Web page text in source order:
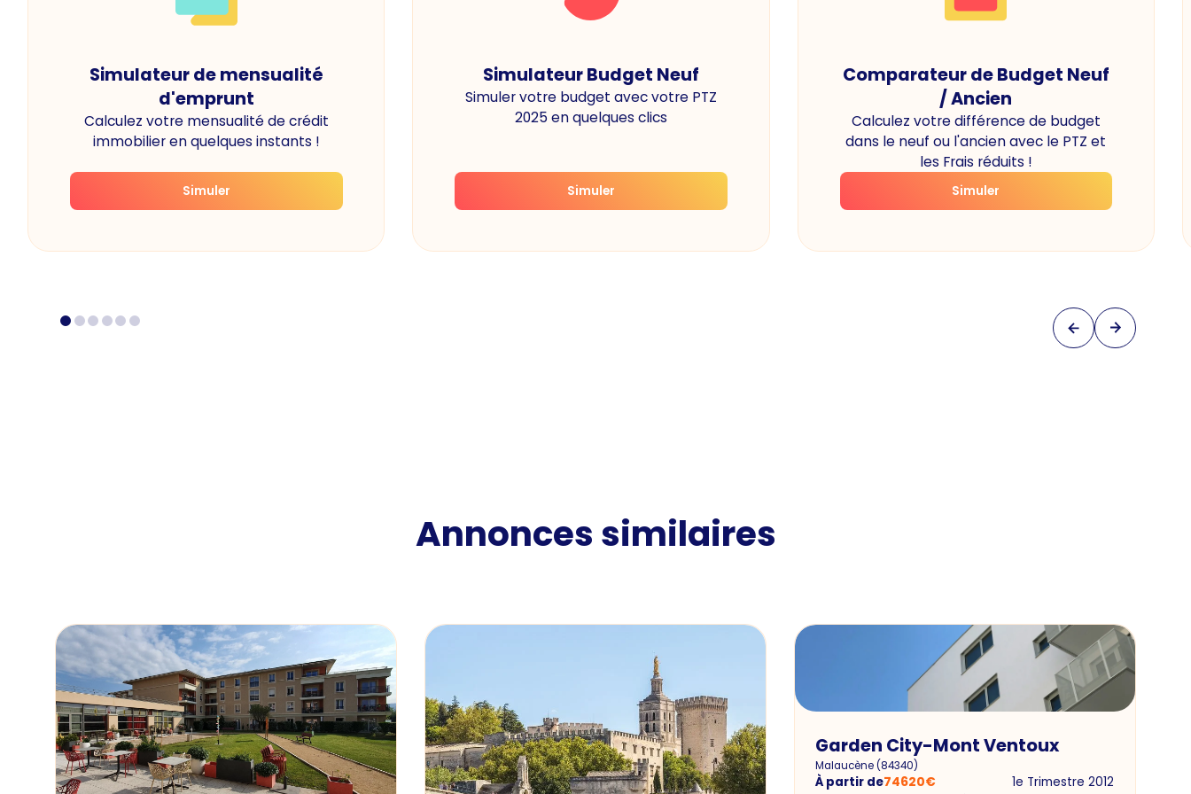
Simulateur de mensualité
d'emprunt
Calculez votre mensualité de crédit
immobilier en quelques instants !
Simuler
Simulateur Budget Neuf
Simuler votre budget avec votre PTZ
2025 en quelques clics
Simuler
Comparateur de Budget Neuf
/ Ancien
Calculez votre différence de budget
dans le neuf ou l'ancien avec le PTZ et
les Frais réduits !
Simuler
Annonces similaires
Garden City-Mont Ventoux
Malaucène (84340)
À partir de74620€
1e Trimestre 2012